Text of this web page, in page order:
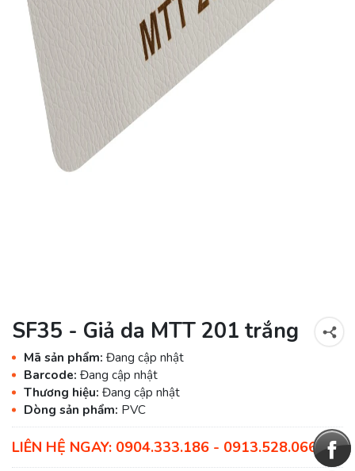
SF35 - Giả da MTT 201 trắng
Mã sản phẩm: Đang cập nhật
Barcode: Đang cập nhật
Thương hiệu: Đang cập nhật
Dòng sản phẩm: PVC
LIÊN HỆ NGAY: 0904.333.186 - 0913.528.066